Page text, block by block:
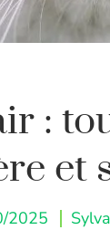
:
et
2025